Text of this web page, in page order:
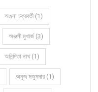
অঞ্জনা চক্রবর্তী (1)
অঞ্জলী মুখার্জ (3)
অনিন্দিতা নাথ (1)
অনুজ মজুমদার (1)